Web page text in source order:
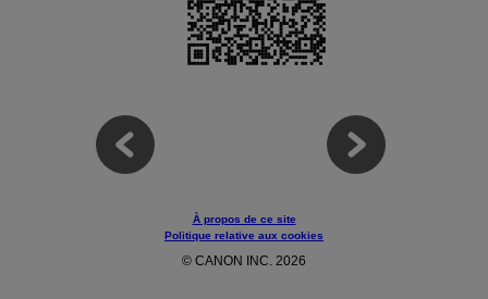
À propos de ce site
Politique relative aux cookies
© CANON INC. 2026